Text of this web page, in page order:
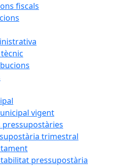
fiscals
vigent
trimestral
pressupostària